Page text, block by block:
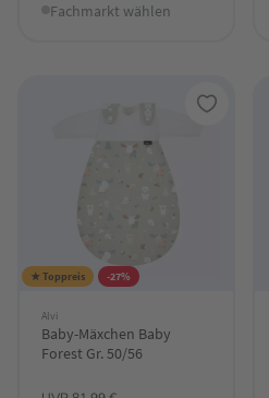
Fachmarkt wählen
★ Toppreis -27%
Alvi
Baby-Mäxchen Baby
Forest Gr. 50/56